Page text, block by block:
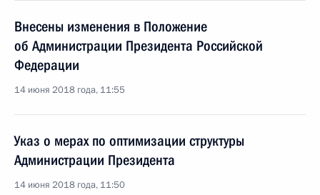
Внесены изменения в Положение
об Администрации Президента Российской
Федерации
14 июня 2018 года, 11:55
Указ о мерах по оптимизации структуры
Администрации Президента
14 июня 2018 года, 11:50